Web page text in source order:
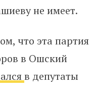
не имеет.
что эта партия
в Ошский
в депутаты